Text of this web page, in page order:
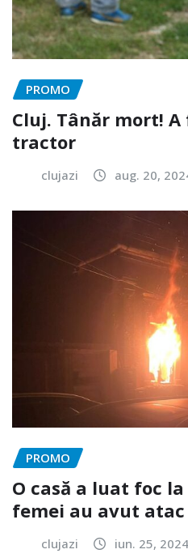
PROMO
Cluj. Tânăr mort!
tractor
clujazi aug. 20,
PROMO
O casă a luat foc
femei au avut atac
clujazi iun. 25, 2024